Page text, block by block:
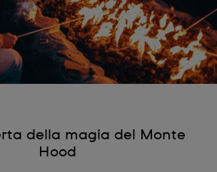
della magia del Monte
Hood